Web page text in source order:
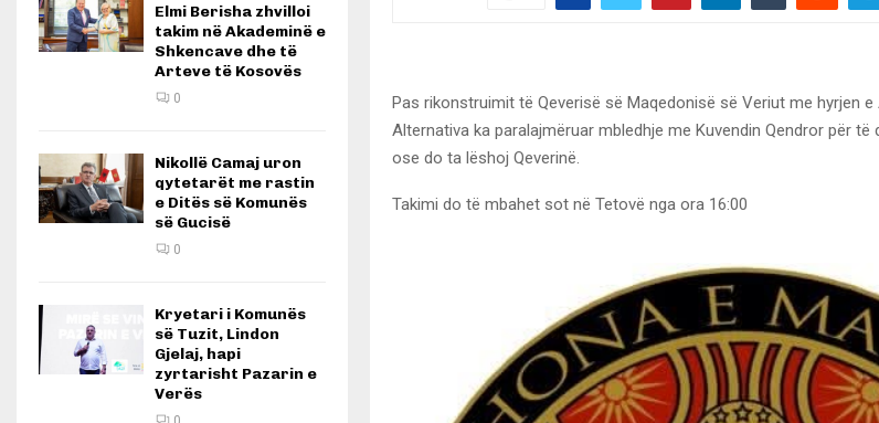
Pas rikonstruimit të Qeverisë së Maqedonisë së Veriut me hyrjen
Alternativa ka paralajmëruar mbledhje me Kuvendin Qendror për
ose do ta lëshoj Qeverinë.
Takimi do të mbahet sot në Tetovë nga ora 16:00
Elmi Berisha zhvilloi
takim në Akademinë e
Shkencave dhe të
Arteve të Kosovës
0
Nikollë Camaj uron
qytetarët me rastin
e Ditës së Komunës
së Gucisë
0
Kryetari i Komunës
së Tuzit, Lindon
Gjelaj, hapi
zyrtarisht Pazarin e
Verës